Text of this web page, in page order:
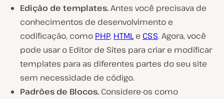
Edição de templates.Antes você precisava de
conhecimentos de desenvolvimento e
codificação, como PHP, HTMLe CSS. Agora, você
pode usar o Editor de Sites para criar e modificar
templates para as diferentes partes do seu site
sem necessidade de código.
Padrões de Blocos. Considere-os como